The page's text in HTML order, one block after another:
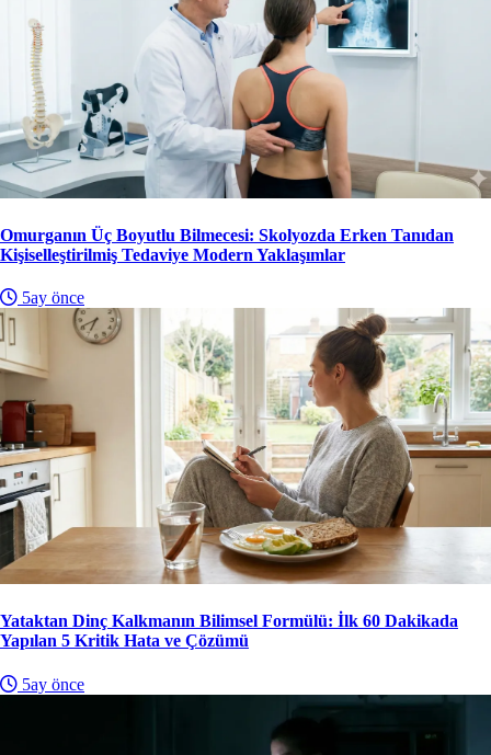
Omurganın Üç Boyutlu Bilmecesi: Skolyozda Erken Tanıdan
Kişiselleştirilmiş Tedaviye Modern Yaklaşımlar
5ay önce
Yataktan Dinç Kalkmanın Bilimsel Formülü: İlk 60 Dakikada
Yapılan 5 Kritik Hata ve Çözümü
5ay önce